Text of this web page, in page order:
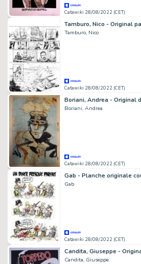
Catawiki 28/08/2022 (CET)
Tamburo, Nico
Catawiki 28/08/2022 (CET)
Boriani, Andrea
Catawiki 28/08/2022 (CET)
Gab
Catawiki 28/08/2022 (CET)
Candita, Giuseppe